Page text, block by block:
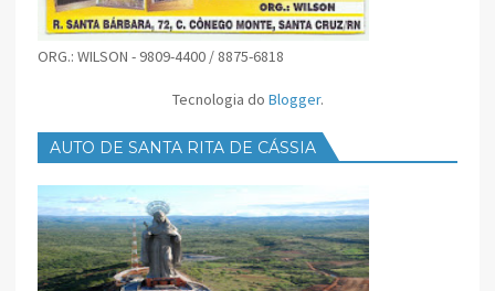
ORG.: WILSON - 9809-4400 / 8875-6818
Tecnologia do Blogger.
AUTO DE SANTA RITA DE CÁSSIA